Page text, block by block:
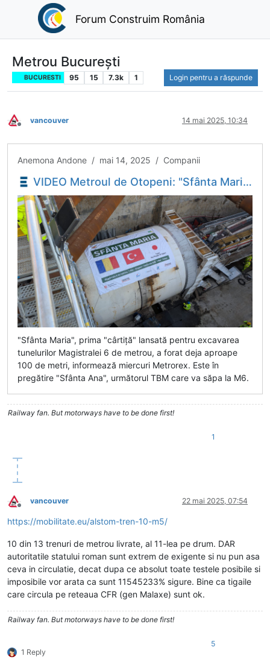
Forum Construim România
Metrou București
BUCURESTI 95 15 7.3k 1 Login pentru a răspunde
Deconectat
vancouver 14 mai 2025, 10:34
Anemona Andone / mai 14, 2025 / Companii
VIDEO Metroul de Otopeni: "Sfânta Maria" a săpat primii 100 de metri la tunelul către stația 1 Mai - Economica.net
"Sfânta Maria", prima "cârtiță" lansată pentru excavarea
tunelurilor Magistralei 6 de metrou, a forat deja aproape
100 de metri, informează miercuri Metrorex. Este în
pregătire "Sfânta Ana", următorul TBM care va săpa la M6.
Railway fan. But motorways have to be done first!
1
Deconectat
vancouver 22 mai 2025, 07:54
https://mobilitate.eu/alstom-tren-10-m5/
10 din 13 trenuri de metrou livrate, al 11-lea pe drum. DAR
autoritatile statului roman sunt extrem de exigente si nu pun asa
ceva in circulatie, decat dupa ce absolut toate testele posibile si
imposibile vor arata ca sunt 11545233% sigure. Bine ca tigaile
care circula pe reteaua CFR (gen Malaxe) sunt ok.
Railway fan. But motorways have to be done first!
1 Reply
5